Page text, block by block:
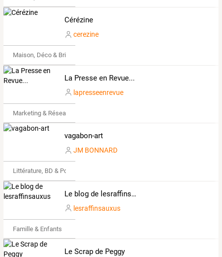
Cérézine
cerezine
Maison, Déco & Bricolage
La Presse en Revue...
lapresseenrevue
Marketing & Réseaux Sociaux
vagabon-art
JM BONNARD
Littérature, BD & Poésie
Le blog de lesraffinsauxus
lesraffinsauxus
Famille & Enfants
Le Scrap de Peggy